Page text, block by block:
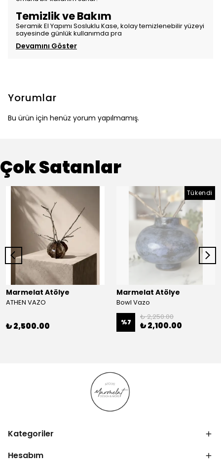
Temizlik ve Bakım
Seramik El Yapımı Sosluklu Kase, kolay temizlenebilir yüzeyi
sayesinde günlük kullanımda pra
Devamını Göster
Yorumlar
Bu ürün için henüz yorum yapılmamış.
Çok Satanlar
Marmelat Atölye
ATHEN VAZO
₺ 2,500.00
Tükendi
Marmelat Atölye
Bowl Vazo
%7
₺ 2,250.00
₺ 2,100.00
Kategoriler
Hesabım